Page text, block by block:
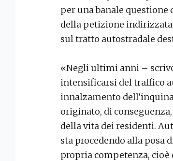
per una banale
della petizione indirizzata
sul tratto autostradale
«Negli ultimi anni –
intensificarsi del traffico
innalzamento
originato, di
della vita dei residenti.
sta procedendo alla posa
propria competenza, cioè